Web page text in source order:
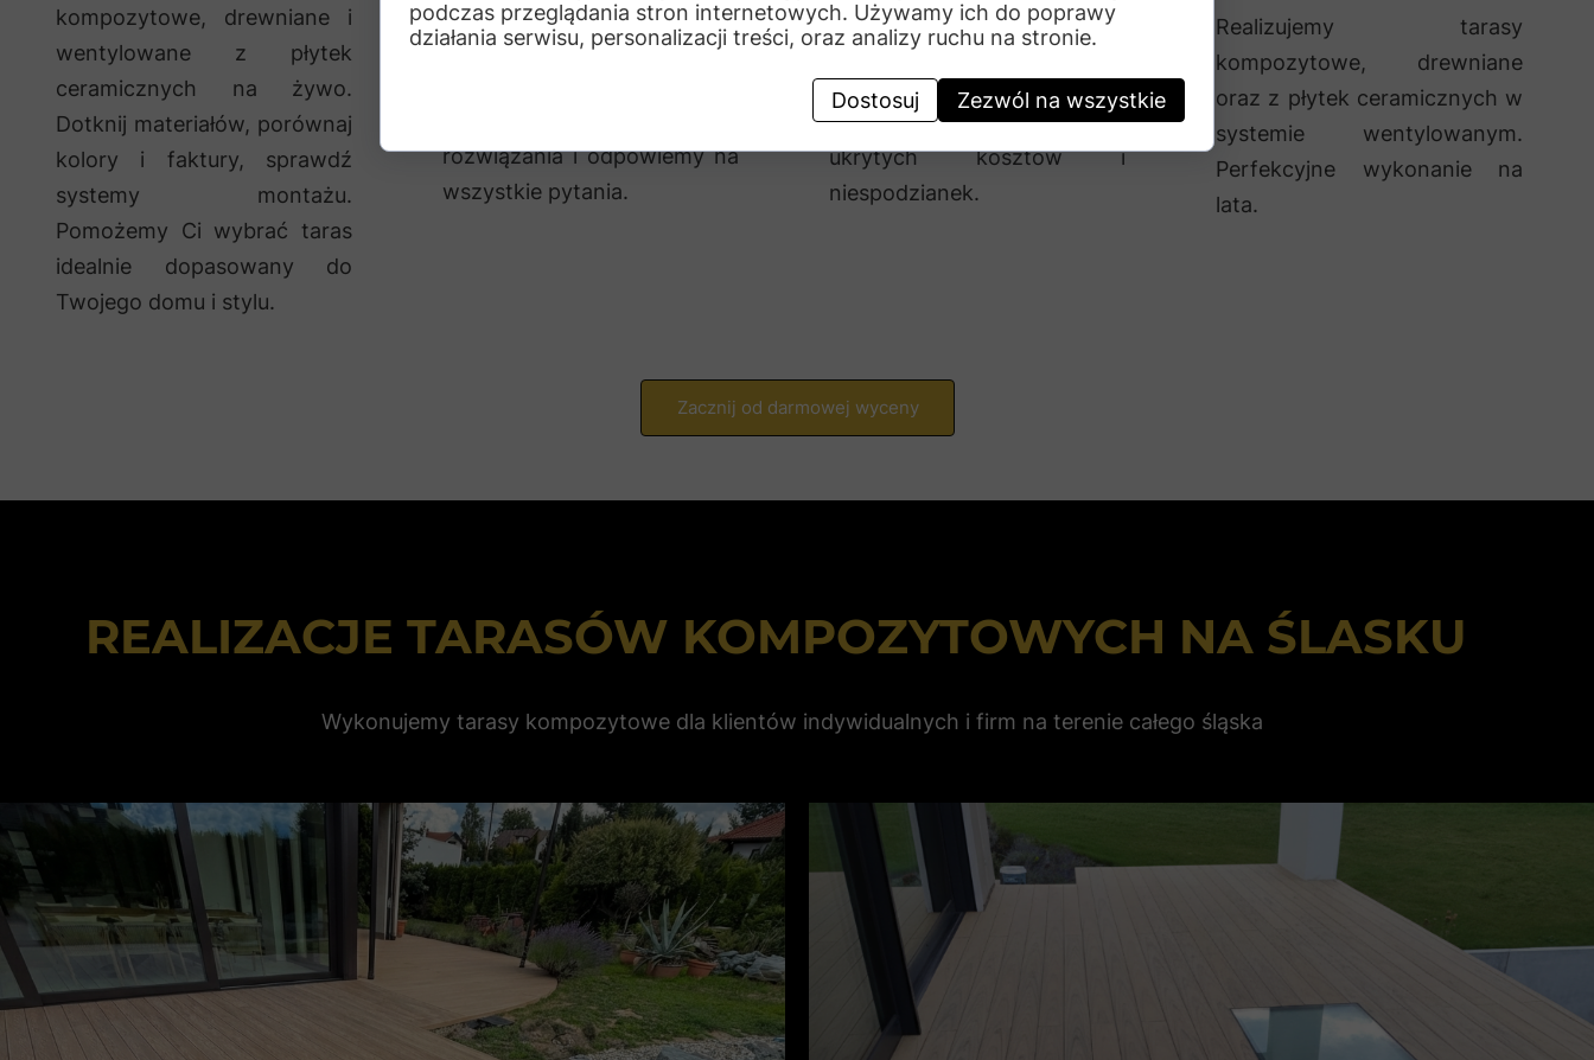
Zacznij od darmowej wyceny
kompozytowe, drewniane i
wentylowane z płytek
ceramicznych na żywo.
Dotknij materiałów, porównaj
kolory i faktury, sprawdź
systemy montażu.
Pomożemy Ci wybrać taras
idealnie dopasowany do
Twojego domu i stylu.
tarasu i doradztwo
techniczne na miejscu.
rozwiązania i odpowiemy na
wszystkie pytania.
wycenę tarasu —
kompozytowego,
drewnianego lub
wentylowanego. Bez
ukrytych kosztów i
niespodzianek.
Realizujemy tarasy
kompozytowe, drewniane
oraz z płytek ceramicznych w
systemie wentylowanym.
Perfekcyjne wykonanie na
lata.
Wykonujemy tarasy kompozytowe dla klientów indywidualnych i firm na terenie całego śląska
REALIZACJE TARASÓW KOMPOZYTOWYCH NA ŚLASKU
podczas przeglądania stron internetowych. Używamy ich do poprawy
działania serwisu, personalizacji treści, oraz analizy ruchu na stronie.
Dostosuj Zezwól na wszystkie